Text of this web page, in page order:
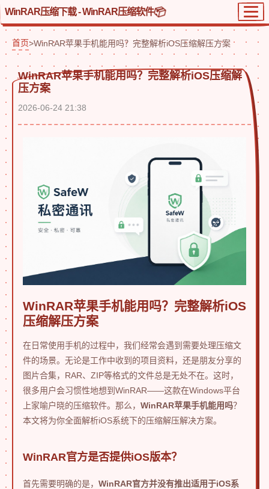
WinRAR压缩下载 - WinRAR压缩软件
首页>WinRAR苹果手机能用吗？完整解析iOS压缩解压方案
WinRAR苹果手机能用吗？完整解析iOS压缩解
压方案
2026-06-24 21:38
WinRAR苹果手机能用吗？完整解析iOS
压缩解压方案
在日常使用手机的过程中，我们经常会遇到需要处理压缩文
件的场景。无论是工作中收到的项目资料，还是朋友分享的
图片合集，RAR、ZIP等格式的文件总是无处不在。这时，
很多用户会习惯性地想到WinRAR——这款在Windows平台
上家喻户晓的压缩软件。那么， WinRAR苹果手机能用吗？
本文将为你全面解析iOS系统下的压缩解压解决方案。
WinRAR官方是否提供iOS版本？
首先需要明确的是， WinRAR官方并没有推出适用于iOS系